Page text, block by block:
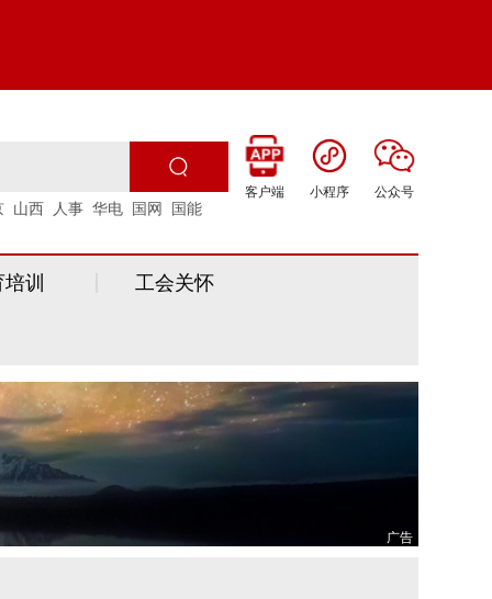
客户端 小程序 公众号
山西 人事 华电 国网 国能
训 工会关怀
广告